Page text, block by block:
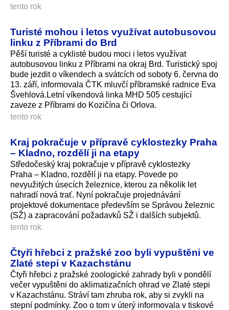
tento rok
Turisté mohou i letos využívat autobusovou
linku z Příbrami do Brd
Pěší turisté a cyklisté budou moci i letos využívat
autobusovou linku z Příbrami na okraj Brd. Turistický spoj
bude jezdit o víkendech a svátcích od soboty 6. června do
13. září, informovala ČTK mluvčí příbramské radnice Eva
Švehlová.Letní víkendová linka MHD 505 cestující
zaveze z Příbrami do Kozičína či Orlova.
tento rok
Kraj pokračuje v přípravě cyklostezky Praha
– Kladno, rozdělí ji na etapy
Středočeský kraj pokračuje v přípravě cyklostezky
Praha – Kladno, rozdělí ji na etapy. Povede po
nevyužitých úsecích železnice, kterou za několik let
nahradí nová trať. Nyní pokračuje projednávání
projektové dokumentace především se Správou železnic
(SŽ) a zapracování požadavků SŽ i dalších subjektů.
tento rok
Čtyři hřebci z pražské zoo byli vypuštěni ve
Zlaté stepi v Kazachstánu
Čtyři hřebci z pražské zoologické zahrady byli v pondělí
večer vypuštěni do aklimatizačních ohrad ve Zlaté stepi
v Kazachstánu. Stráví tam zhruba rok, aby si zvykli na
stepní podmínky. Zoo o tom v úterý informovala v tiskové